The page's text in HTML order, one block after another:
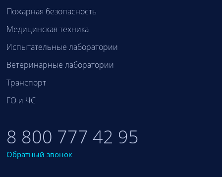
Пожарная безопасность
Медицинская техника
Испытательные лаборатории
Ветеринарные лаборатории
Транспорт
ГО и ЧС
8 800 777 42 95
Обратный звонок